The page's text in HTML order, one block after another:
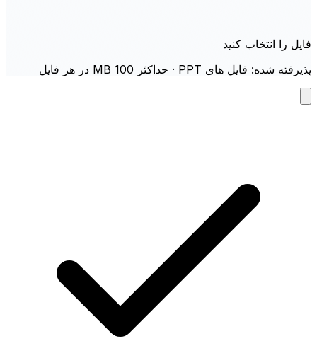
فایل را انتخاب کنید
پذیرفته شده: فایل های PPT · حداکثر 100 MB در هر فایل